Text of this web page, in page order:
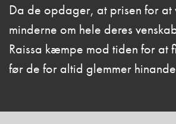
Da de opdager, at prisen for at
minderne om hele deres
Raissa kæmpe mod tiden for at
før de for altid glemmer